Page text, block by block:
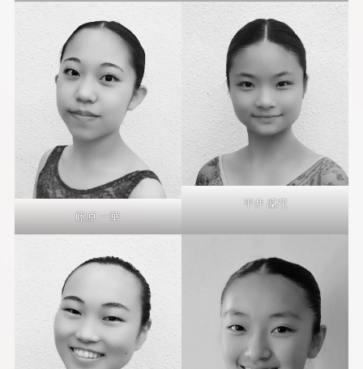
藤原 一華
平井 凜花